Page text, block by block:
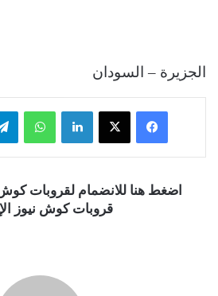
الجزيرة – السودان
فيسبوك ‫X لينكدإن واتساب
اضغط هنا للانضمام لقروبات
قروبات كوش نيوز